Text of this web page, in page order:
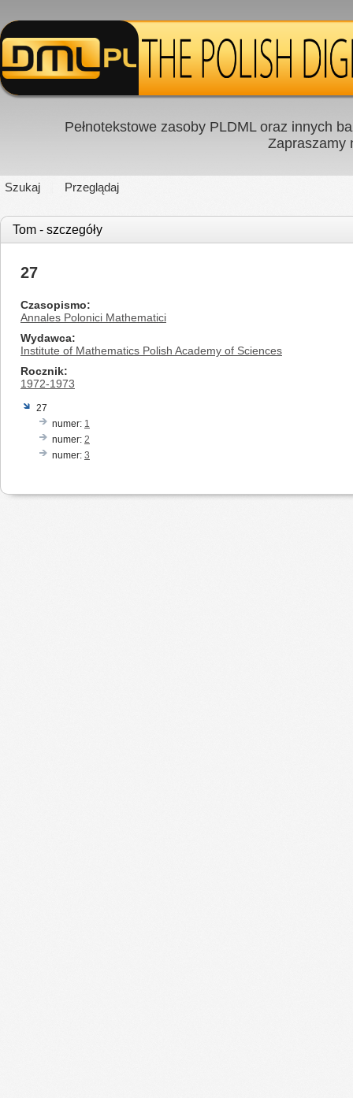
Pełnotekstowe zasoby PLDML oraz innych
Zapraszamy
Szukaj Przeglądaj
Tom - szczegóły
27
Czasopismo
Annales Polonici Mathematici
Wydawca
Institute of Mathematics Polish Academy of Sciences
Rocznik
1972-1973
27
numer: 1
numer: 2
numer: 3